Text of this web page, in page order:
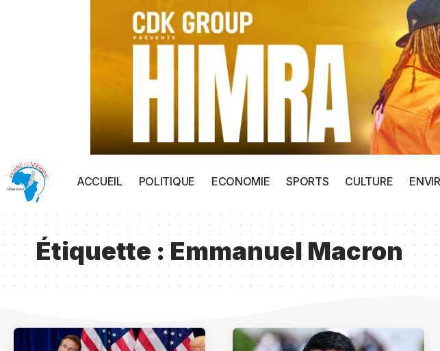
ACCUEIL POLITIQUE ECONOMIE SPORTS CULTURE
Étiquette :Emmanuel Macron